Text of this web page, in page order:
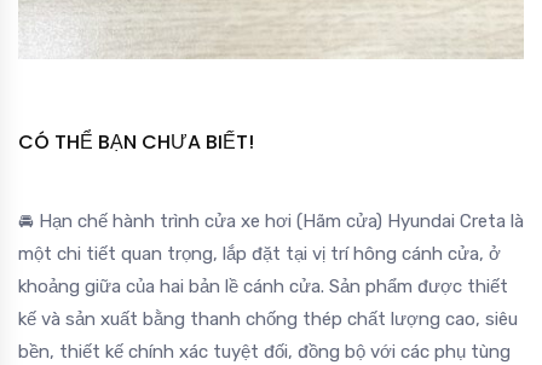
CÓ THỂ BẠN CHƯA BIẾT!
🚘 Hạn chế hành trình cửa xe hơi (Hãm cửa) Hyundai Creta là
một chi tiết quan trọng, lắp đặt tại vị trí hông cánh cửa, ở
khoảng giữa của hai bản lề cánh cửa. Sản phẩm được thiết
kế và sản xuất bằng thanh chống thép chất lượng cao, siêu
bền, thiết kế chính xác tuyệt đối, đồng bộ với các phụ tùng